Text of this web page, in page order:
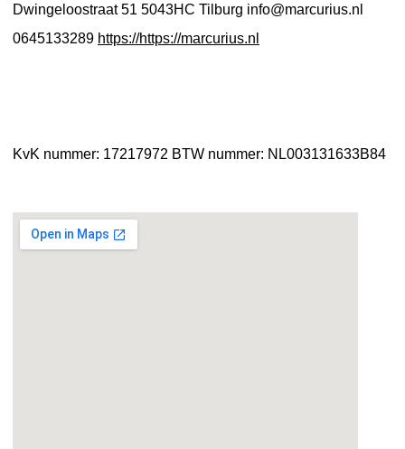
Dwingeloostraat 51 5043HC Tilburg info@marcurius.nl
0645133289 https://https://marcurius.nl
KvK nummer: 17217972 BTW nummer: NL003131633B84